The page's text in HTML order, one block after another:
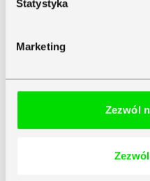
Statystyka
Marketing
Zezwól
Jak
biznesu?